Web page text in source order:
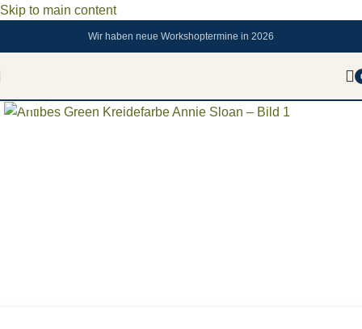
Skip to main content
Wir haben neue Workshoptermine in 2026